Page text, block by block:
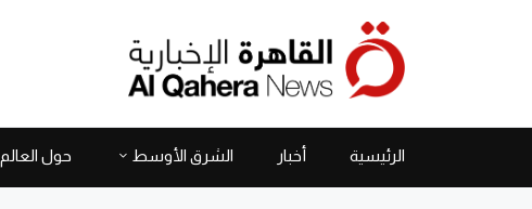
الرئيسية أخبار الشرق الأوسط حول العالم